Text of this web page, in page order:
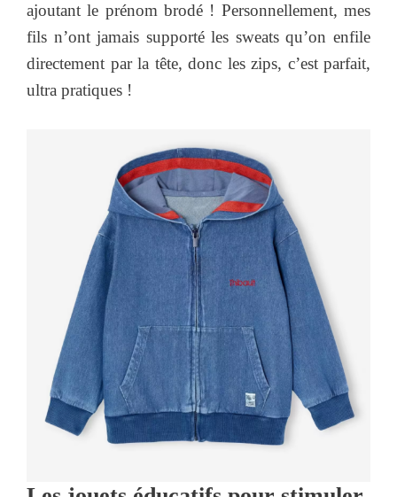
ajoutant le prénom brodé ! Personnellement, mes
fils n’ont jamais supporté les sweats qu’on enfile
directement par la tête, donc les zips, c’est parfait,
ultra pratiques !